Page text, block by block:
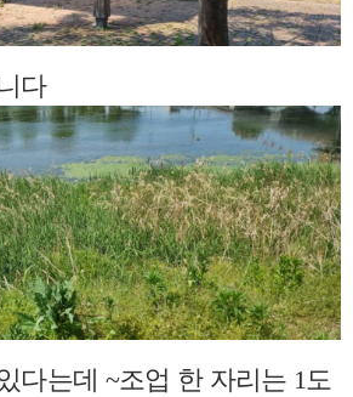
다
다는데 ~조업 한 자리는 1도